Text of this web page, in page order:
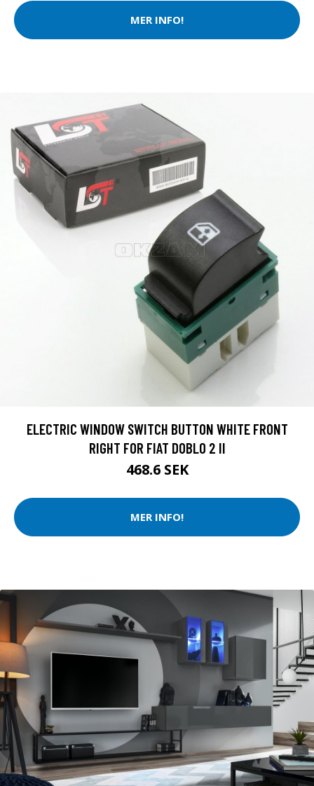
MER INFO!
ELECTRIC WINDOW SWITCH BUTTON WHITE FRONT
RIGHT FOR FIAT DOBLO 2 II
468.6 SEK
MER INFO!